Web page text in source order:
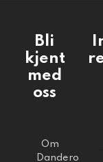
Bli
kjent
med
oss
Om
Dandero